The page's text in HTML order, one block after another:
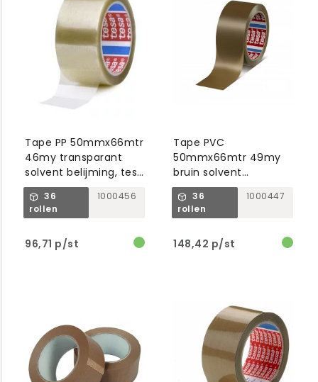
Tape PP 50mmx66mtr
46my transparant
solvent belijming, tesa
4089
36
rollen
1000456
96,71 p/st
Tape PVC
50mmx66mtr 49my
bruin solvent
belijming, tesa 4120
36
rollen
1000447
148,42 p/st